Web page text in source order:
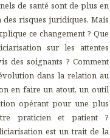
de santé sont de plus en
des risques juridiques. Mais
ce changement ? Que
sur les attentes
des soignants ? Comment
dans la relation au
en faire un atout, un outil
opérant pour une plus
praticien et patient ?
est un trait de la